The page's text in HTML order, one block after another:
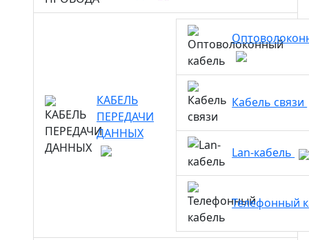
КАБЕЛЬ
ПЕРЕДАЧИ
ДАННЫХ
Кабель связи
Lan-кабель
Телефонный